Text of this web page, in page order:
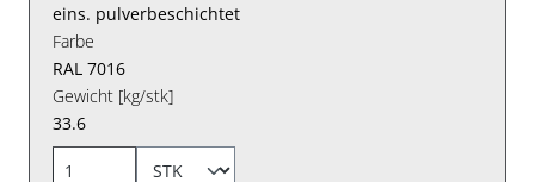
eins. pulverbeschichtet
Farbe
RAL 7016
Gewicht [kg/stk]
33.6